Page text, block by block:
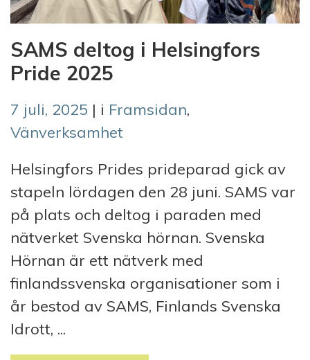
SAMS deltog i Helsingfors
Pride 2025
7 juli, 2025 | i Framsidan,
Vänverksamhet
Helsingfors Prides prideparad gick av
stapeln lördagen den 28 juni. SAMS var
på plats och deltog i paraden med
nätverket Svenska hörnan. Svenska
Hörnan är ett nätverk med
finlandssvenska organisationer som i
år bestod av SAMS, Finlands Svenska
Idrott, ...